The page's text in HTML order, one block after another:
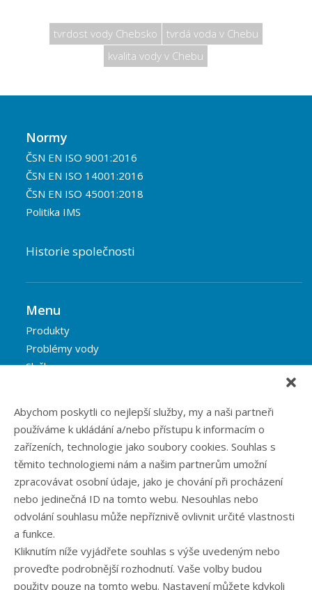
Abychom poskytli co nejlepší služby, my a naši partneři
používáme k ukládání a/nebo přístupu k informacím o
zařízeních, technologie jako soubory cookies. Souhlas s
těmito technologiemi nám a našim partnerům umožní
zpracovávat osobní údaje, jako je chování při procházení
nebo jedinečná ID na tomto webu. Nesouhlas nebo
odvolání souhlasu může nepříznivě ovlivnit určité vlastnosti
a funkce.
Kliknutím níže vyjádřete souhlas s výše uvedeným nebo
proveďte podrobnější rozhodnutí. Vaše volby budou
použity pouze na tomto webu. Nastavení můžete kdykoli
tvrdost vody Chebsko
tvrdá voda v Chebu
kvalita vody v Chebu
Normy
ČSN EN ISO 9001:2016
ČSN EN ISO 14001:2016
ČSN EN ISO 45001:2018
Politika IMS
Historie společnosti
Menu
Produkty
Problémy vody
Služby
Eshop
Rubriky článků
Články
Podcast
Případové studie
Realizované zakázky